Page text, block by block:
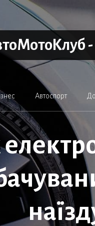
-
Автоспорт